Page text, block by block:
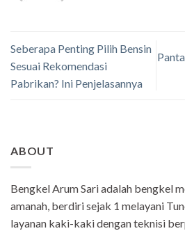
ABOUT
Bengkel Arum Sari adalah bengkel
amanah, berdiri sejak 1 melayani
layanan kaki-kaki dengan teknisi
Seberapa Penting Pilih Bensin
Sesuai Rekomendasi
Pabrikan? Ini Penjelasannya